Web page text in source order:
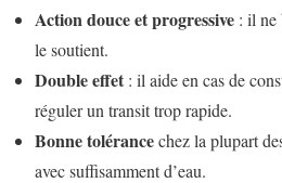
Action douce et progressive : il ne
le soutient.
Double effet : il aide en cas de
réguler un transit trop rapide.
Bonne tolérancechez la plupart
avec suffisamment d’eau.